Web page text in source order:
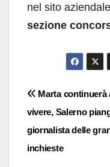
nel sito aziendale
sezione
articoli
Marta continuerà
vivere, Salerno
giornalista delle
inchieste